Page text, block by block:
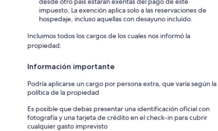
impuesto. La exención aplica solo a las reservaciones de
hospedaje, incluso aquellas con desayuno incluido.
Incluimos todos los cargos de los cuales nos informó la
propiedad.
Información importante
Podría aplicarse un cargo por persona extra, que varía según la
política de la propiedad
Es posible que debas presentar una identificación oficial con
fotografía y una tarjeta de crédito en el check-in para cubrir
cualquier gasto imprevisto